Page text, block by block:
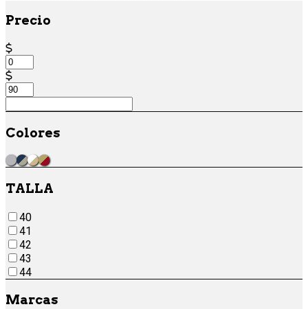
Precio
Colores
TOTAL 90 III FUTBOL PLATEADO
TOTAL 90 III FUTBOL AZUL PLATEADO
TOTAL 90 III FUTBOL BLANCO DORADO
NIKE TOTAL 90 III - FÚTBOL - HOMBRE DORADO
TALLA
40
41
42
43
44
Marcas